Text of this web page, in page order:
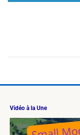
Vidéo à la Une